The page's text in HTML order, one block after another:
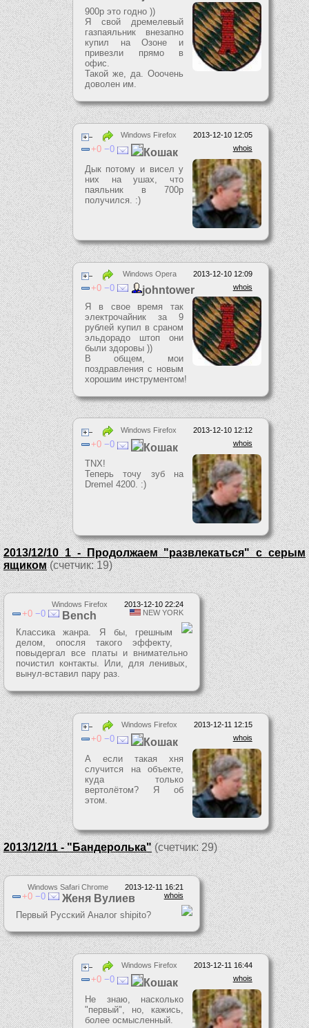
900р это годно ))
Я свой дремелевый
газпаяльник внезапно
купил на Озоне и
привезли прямо в
офис.
Такой же, да. Ооочень
доволен им.
2013-12-10 12:05
Windows Firefox
whois
0 0 Кошак
Дык потому и висел у
них на ушах, что
паяльник в 700р
получился. :)
2013-12-10 12:09
Windows Opera
whois
0 0 johntower
Я в свое время так
электрочайник за 9
рублей купил в сраном
эльдорадо штоп они
были здоровы ))
В общем, мои
поздравления с новым
хорошим инструментом!
2013-12-10 12:12
Windows Firefox
whois
0 0 Кошак
TNX!
Теперь точу зуб на
Dremel 4200. :)
2013/12/10_1 - Продолжаем "развлекаться" с серым
ящиком(счетчик: 19)
2013-12-10 22:24
Windows Firefox
NEW YORK
0 0 Bench
Классика жанра. Я бы, грешным
делом, опосля такого эффекту,
повыдергал все платы и внимательно
почистил контакты. Или, для ленивых,
вынул-вставил пару раз.
2013-12-11 12:15
Windows Firefox
whois
0 0 Кошак
А если такая хня
случится на объекте,
куда только
вертолётом? Я об
этом.
2013/12/11 - "Бандеролька"(счетчик: 29)
2013-12-11 16:21
Windows Safari Chrome
whois
0 0 Женя Вулиев
Первый Русский Аналог shipito?
2013-12-11 16:44
Windows Firefox
whois
0 0 Кошак
Не знаю, насколько
"первый", но, кажись,
более осмысленный.